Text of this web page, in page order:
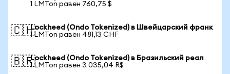
1 LMTon равен 760,75 $
🇨🇭Lockheed (Ondo Tokenized) в Швейцарский франк
1 LMTon равен 481,13 CHF
🇧🇷Lockheed (Ondo Tokenized) в Бразильский реал
1 LMTon равен 3 035,04 R$